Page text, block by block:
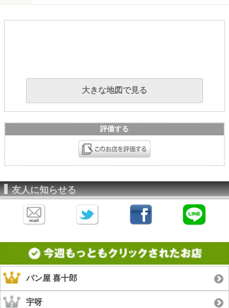
大きな地図で見る
評価する
友人に知らせる
パン屋 喜十郎
宇呀